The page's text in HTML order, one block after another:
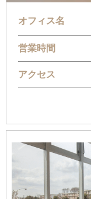
オフィス名
営業時間
アクセス